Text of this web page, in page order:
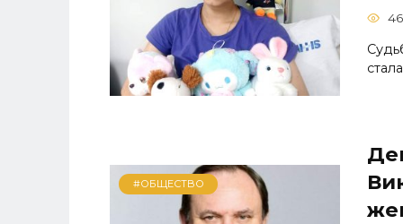
46
#ОБЩЕСТВО